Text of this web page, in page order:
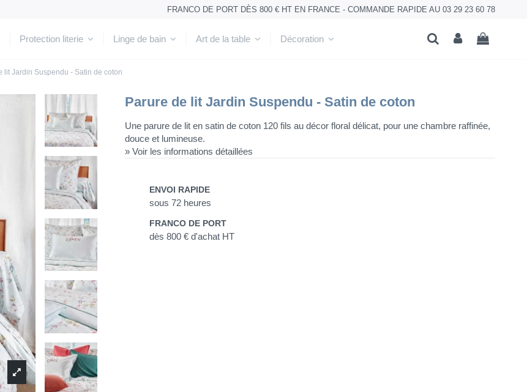
FRANCO DE PORT DÈS 800 € HT EN FRANCE - COMMANDE RAPIDE AU 03 29 23 60 78
Protection literie Linge de bain Art de la table Décoration
lit Jardin Suspendu - Satin de coton
Parure de lit Jardin Suspendu - Satin de coton
Une parure de lit en satin de coton 120 fils au décor floral délicat, pour une chambre raffinée,
douce et lumineuse.
» Voir les informations détaillées
ENVOI RAPIDE
sous 72 heures
FRANCO DE PORT
dès 800 € d'achat HT